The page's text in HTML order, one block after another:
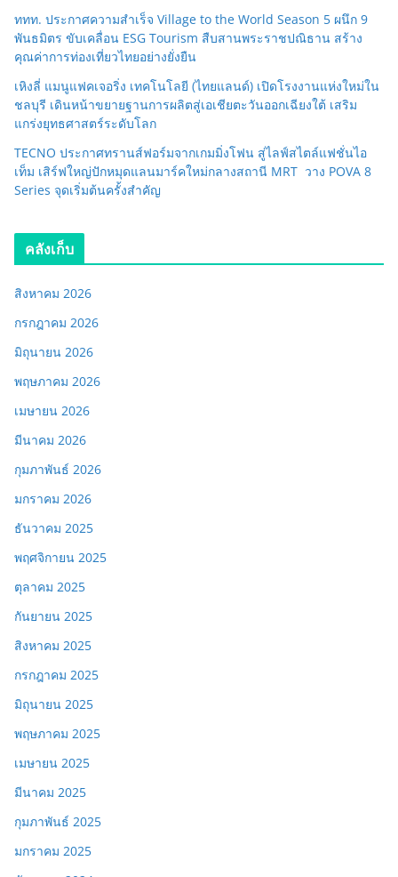
ททท. ประกาศความสำเร็จ Village to the World Season 5 ผนึก 9
พันธมิตร ขับเคลื่อน ESG Tourism สืบสานพระราชปณิธาน สร้าง
คุณค่าการท่องเที่ยวไทยอย่างยั่งยืน
เหิงลี่ แมนูแฟคเจอริ่ง เทคโนโลยี (ไทยแลนด์) เปิดโรงงานแห่งใหม่ใน
ชลบุรี เดินหน้าขยายฐานการผลิตสู่เอเชียตะวันออกเฉียงใต้ เสริม
แกร่งยุทธศาสตร์ระดับโลก
TECNO ประกาศทรานส์ฟอร์มจากเกมมิ่งโฟน สู่ไลฟ์สไตล์แฟชั่นไอ
เท็ม เสิร์ฟใหญ่ปักหมุดแลนมาร์คใหม่กลางสถานี MRT วาง POVA 8
Series จุดเริ่มต้นครั้งสำคัญ
คลังเก็บ
สิงหาคม 2026
กรกฎาคม 2026
มิถุนายน 2026
พฤษภาคม 2026
เมษายน 2026
มีนาคม 2026
กุมภาพันธ์ 2026
มกราคม 2026
ธันวาคม 2025
พฤศจิกายน 2025
ตุลาคม 2025
กันยายน 2025
สิงหาคม 2025
กรกฎาคม 2025
มิถุนายน 2025
พฤษภาคม 2025
เมษายน 2025
มีนาคม 2025
กุมภาพันธ์ 2025
มกราคม 2025